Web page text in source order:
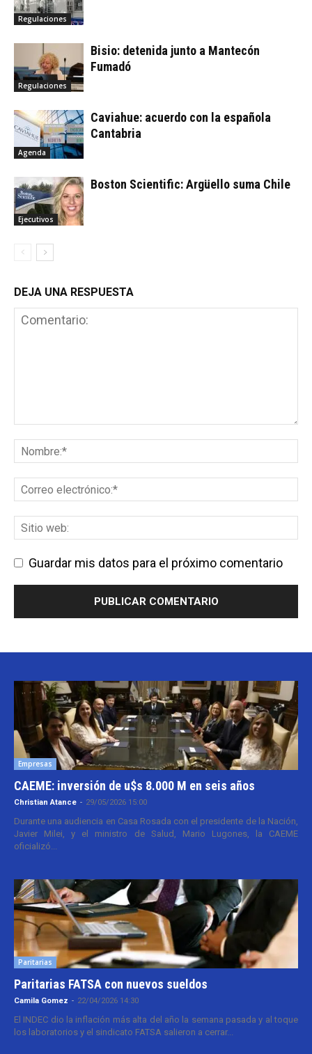
Regulaciones
Regulaciones
Bisio: detenida junto a Mantecón
Fumadó
Agenda
Caviahue: acuerdo con la española
Cantabria
Ejecutivos
Boston Scientific: Argüello suma Chile
DEJA UNA RESPUESTA
Guardar mis datos para el próximo comentario
Empresas
CAEME: inversión de u$s 8.000 M en seis años
Christian Atance - 29/05/2026 15:00
Durante una audiencia en Casa Rosada con el presidente de la Nación,
Javier Milei, y el ministro de Salud, Mario Lugones, la CAEME
oficializó...
Paritarias
Paritarias FATSA con nuevos sueldos
Camila Gomez - 22/04/2026 14:30
El INDEC dio la inflación más alta del año la semana pasada y al toque
los laboratorios y el sindicato FATSA salieron a cerrar...